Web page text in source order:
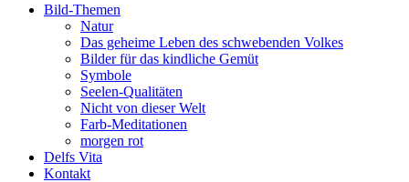
Bild-Themen
Natur
Das geheime Leben des schwebenden Volkes
Bilder für das kindliche Gemüt
Symbole
Seelen-Qualitäten
Nicht von dieser Welt
Farb-Meditationen
morgen rot
Delfs Vita
Kontakt